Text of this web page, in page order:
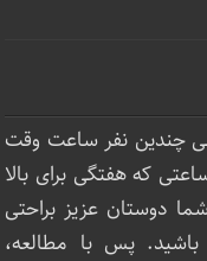
چندین نفر ساعت‌ وقت
که هفتگی برای بالا
دوستان عزیز براحتی
پس با مطالعه،